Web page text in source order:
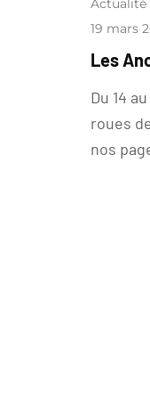
Actualité
19 mars
Les
Du 14
roues
nos